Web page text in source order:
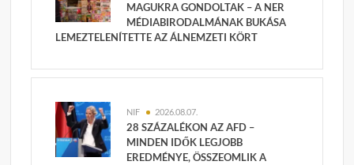
MAGUKRA GONDOLTAK – A NER
MÉDIABIRODALMÁNAK BUKÁSA
LEMEZTELENÍTETTE AZ ÁLNEMZETI KÖRT
NIF 2026.08.07.
28 SZÁZALÉKON AZ AFD –
MINDEN IDŐK LEGJOBB
EREDMÉNYE, ÖSSZEOMLIK A